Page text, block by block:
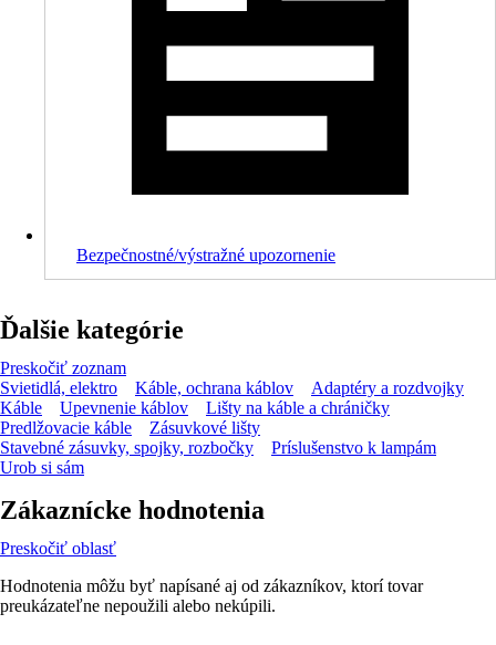
Bezpečnostné/výstražné upozornenie
Ďalšie kategórie
Preskočiť zoznam
Svietidlá, elektro
Káble, ochrana káblov
Adaptéry a rozdvojky
Káble
Upevnenie káblov
Lišty na káble a chráničky
Predlžovacie káble
Zásuvkové lišty
Stavebné zásuvky, spojky, rozbočky
Príslušenstvo k lampám
Urob si sám
Zákaznícke hodnotenia
Preskočiť oblasť
Hodnotenia môžu byť napísané aj od zákazníkov, ktorí tovar
preukázateľne nepoužili alebo nekúpili.